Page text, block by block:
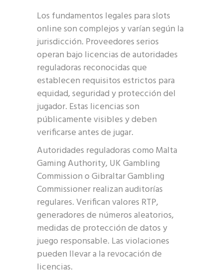
Los fundamentos legales para slots
online son complejos y varían según la
jurisdicción. Proveedores serios
operan bajo licencias de autoridades
reguladoras reconocidas que
establecen requisitos estrictos para
equidad, seguridad y protección del
jugador. Estas licencias son
públicamente visibles y deben
verificarse antes de jugar.
Autoridades reguladoras como Malta
Gaming Authority, UK Gambling
Commission o Gibraltar Gambling
Commissioner realizan auditorías
regulares. Verifican valores RTP,
generadores de números aleatorios,
medidas de protección de datos y
juego responsable. Las violaciones
pueden llevar a la revocación de
licencias.